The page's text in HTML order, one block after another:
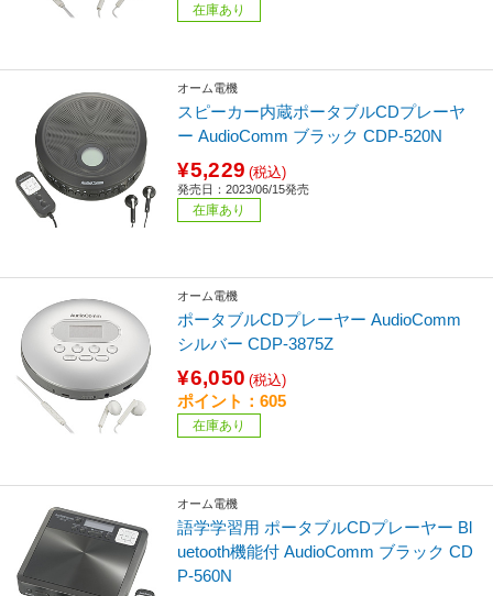
在庫あり
オーム電機
スピーカー内蔵ポータブルCDプレーヤ
ー AudioComm ブラック CDP-520N
¥5,229 (税込)
発売日：2023/06/15発売
在庫あり
オーム電機
ポータブルCDプレーヤー AudioComm
シルバー CDP-3875Z
¥6,050 (税込)
ポイント：605
在庫あり
オーム電機
語学学習用 ポータブルCDプレーヤー Bl
uetooth機能付 AudioComm ブラック CD
P-560N